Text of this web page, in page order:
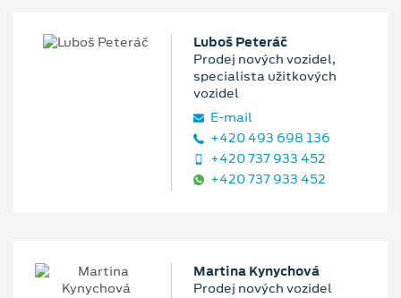
Luboš Peteráč
Prodej nových vozidel,
specialista užitkových
vozidel
E‑mail
+420 493 698 136
+420 737 933 452
+420 737 933 452
Martina Kynychová
Prodej nových vozidel